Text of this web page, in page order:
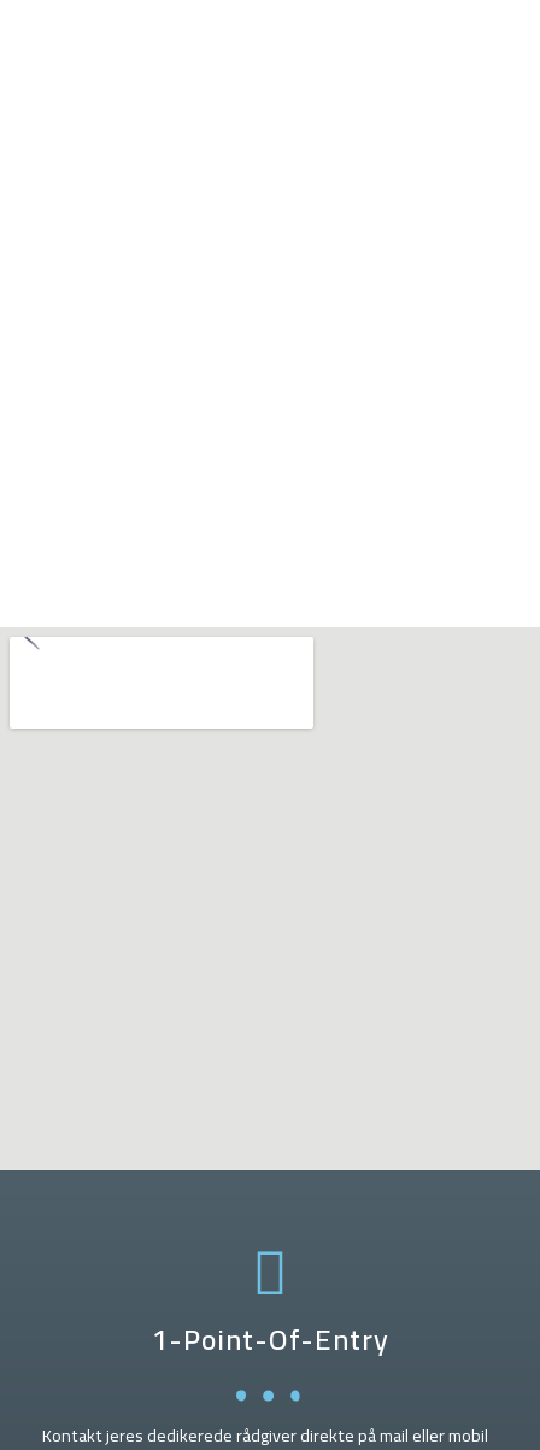
1-Point-Of-Entry
Kontakt jeres dedikerede rådgiver direkte på mail eller mobil